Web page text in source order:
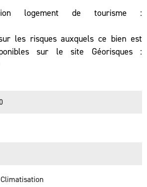
logement de tourisme :
les risques auxquels ce bien est
sur le site Géorisques :
Climatisation